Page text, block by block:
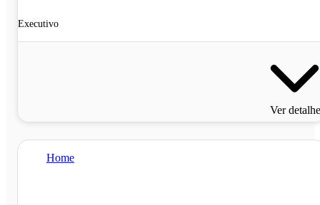
Executivo
Ver
Home